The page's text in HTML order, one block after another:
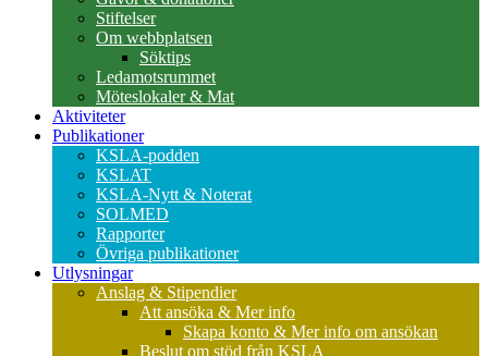
Stiftelser
Om webbplatsen
Söktips
Ledamotsrummet
Möteslokaler & Mat
Aktiviteter
Publikationer
KSLA-podden
KSLAT
KSLA-Nytt & Noterat
SOLMED
Rapporter
Övriga publikationer
Utlysningar
Anslag & Stipendier
Att ansöka & Mer info
Skapa konto & Mer info om ansökan
Beslut om stöd från KSLA